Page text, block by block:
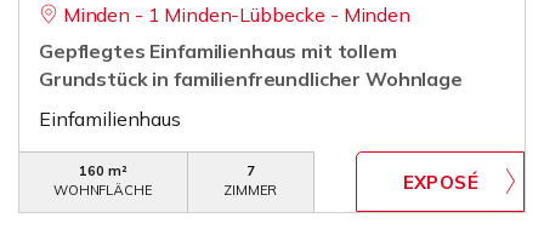
Minden - 1 Minden-Lübbecke - Minden
Gepflegtes Einfamilienhaus mit tollem
Grundstück in familienfreundlicher Wohnlage
Einfamilienhaus
160 m²
WOHNFLÄCHE
7
ZIMMER